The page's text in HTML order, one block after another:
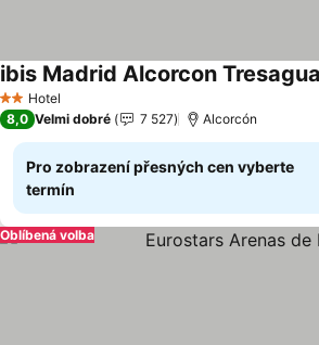
2 Počet hvězdiček
Hotel
ibis Madrid Alcorcon
8,0 Velmi dobré 7 527 Alcorcón
Pro zobrazení přesných cen vyberte
termín
Oblíbená volba